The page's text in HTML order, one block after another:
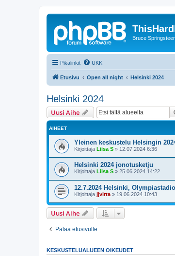
Bruce
Pikalinkit UKK
Etusivu Open all night Helsinki 2024
Helsinki 2024
Uusi Aihe
AIHEET
Yleinen keskustelu Helsingin
Kirjoittaja Liisa S » 12.07.2024 6:36
Helsinki 2024 jonotusketju
Kirjoittaja Liisa S » 25.06.2024 14:22
12.7.2024 Helsinki,
Kirjoittaja jjvirta » 19.06.2024 10:43
Uusi Aihe
Palaa etusivulle
KESKUSTELUALUEEN OIKEUDET